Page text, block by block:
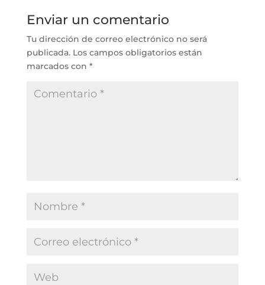
Enviar un comentario
Tu dirección de correo electrónico no será
publicada. Los campos obligatorios están
marcados con *